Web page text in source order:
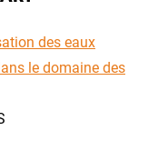
des eaux
le domaine des